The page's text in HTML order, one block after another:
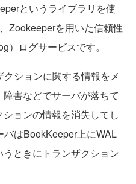
というライブラリを使
Zookeeperを用いた信頼性
）ログサービスです。
ションに関する情報をメ
害などでサーバが落ちて
ョンの情報を消失してし
バはBookKeeper上にWAL
ときにトランザクション